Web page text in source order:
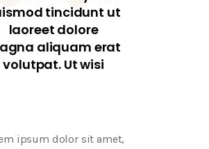
tincidunt ut
laoreet dolore
aliquam erat
volutpat. Ut wisi
ipsum dolor sit amet,